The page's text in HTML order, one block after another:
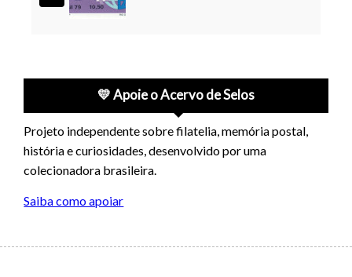
💛 Apoie o Acervo de Selos
Projeto independente sobre filatelia, memória postal,
história e curiosidades, desenvolvido por uma
colecionadora brasileira.
Saiba como apoiar